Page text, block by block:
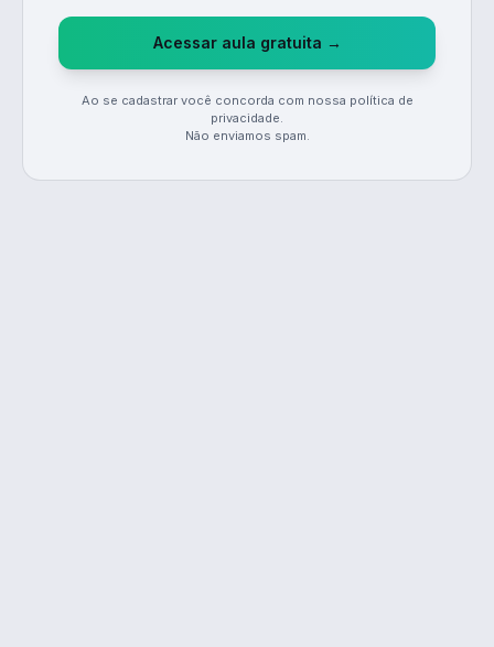
Acessar aula gratuita →
Ao se cadastrar você concorda com nossa política de
privacidade.
Não enviamos spam.